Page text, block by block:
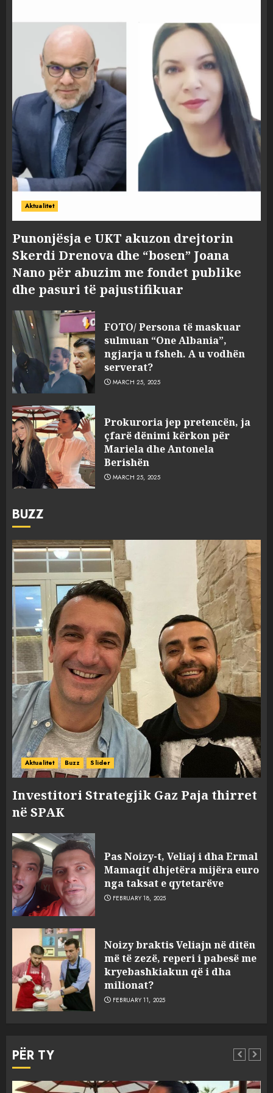
Aktualitet
Punonjësja e UKT akuzon drejtorin
Skerdi Drenova dhe “bosen” Joana
Nano për abuzim me fondet publike
dhe pasuri të pajustifikuar
FOTO/ Persona të maskuar
sulmuan “One Albania”,
ngjarja u fsheh. A u vodhën
serverat?
MARCH 25, 2025
Prokuroria jep pretencën, ja
çfarë dënimi kërkon për
Mariela dhe Antonela
Berishën
MARCH 25, 2025
BUZZ
Aktualitet Buzz Slider
Investitori Strategjik Gaz Paja thirret
në SPAK
Pas Noizy-t, Veliaj i dha Ermal
Mamaqit dhjetëra mijëra euro
nga taksat e qytetarëve
FEBRUARY 18, 2025
Noizy braktis Veliajn në ditën
më të zezë, reperi i pabesë me
kryebashkiakun që i dha
milionat?
FEBRUARY 11, 2025
PËR TY
3
sulmuan “One Albania”,
ngjarja u fsheh. A u vodhën
serverat?
MARCH 25, 2025
4 MARCH 25, 2025